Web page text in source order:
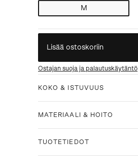
M
Lisää ostoskoriin
Ostajan suoja ja palautuskäytäntö
KOKO & ISTUVUUS
MATERIAALI & HOITO
TUOTETIEDOT